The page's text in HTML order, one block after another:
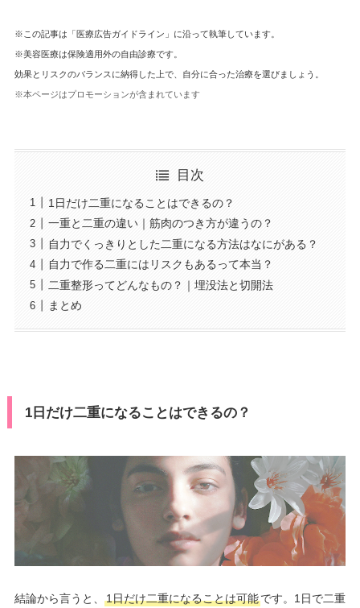
※この記事は「医療広告ガイドライン」に沿って執筆しています。
※美容医療は保険適用外の自由診療です。
効果とリスクのバランスに納得した上で、自分に合った治療を選びましょう。
※本ページはプロモーションが含まれています
目次
1日だけ二重になることはできるの？
一重と二重の違い｜筋肉のつき方が違うの？
自力でくっきりとした二重になる方法はなにがある？
自力で作る二重にはリスクもあるって本当？
二重整形ってどんなもの？｜埋没法と切開法
まとめ
1日だけ二重になることはできるの？
結論から言うと、 1日だけ二重になることは可能です。1日で二重